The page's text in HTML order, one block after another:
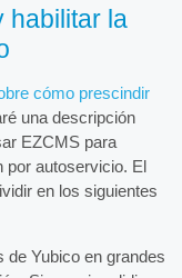
habilitar la
cómo prescindir
una descripción
EZCMS para
por autoservicio. El
en los siguientes
de Yubico en grandes